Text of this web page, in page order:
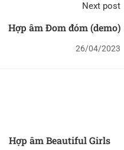
Next post
Hợp âm Đom đóm (demo)
26/04/2023
Hợp âm Beautiful Girls